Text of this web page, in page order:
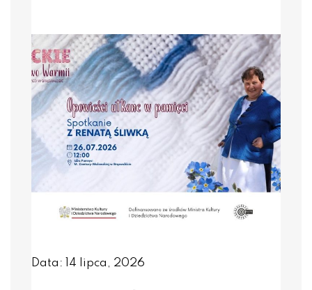
Data: 14 lipca, 2026